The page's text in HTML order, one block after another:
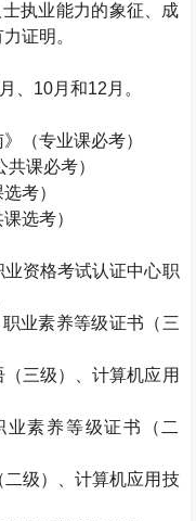
执业能力的象征、成
证明。
月、 10月和12 月。
（专业课必考）
课必考）
考）
选考）
业资格考试认证中心职
业素养等级证书（三
三级）、计算机应用
业素养等级证书（二
级）、计算机应用技